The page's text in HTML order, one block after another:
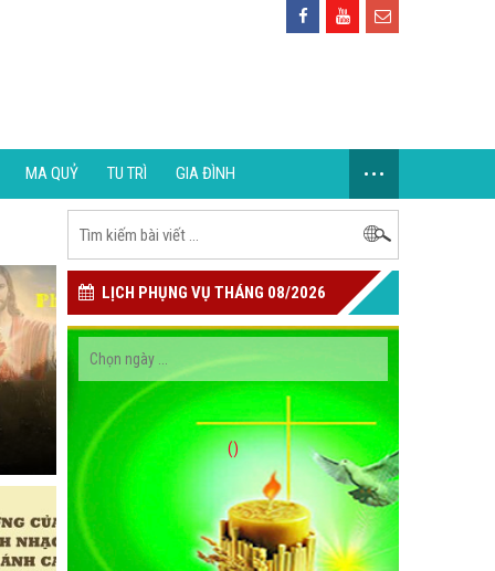
MA QUỶ TU TRÌ GIA ĐÌNH ...
LỊCH PHỤNG VỤ THÁNG 08/2026
()